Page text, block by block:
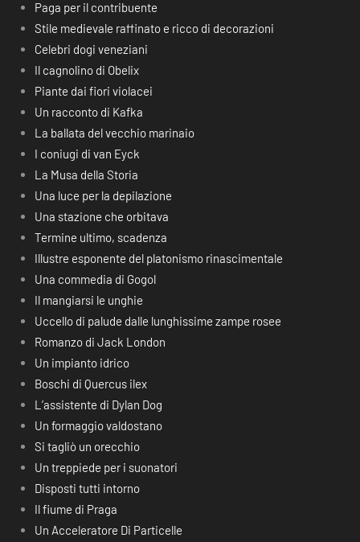
Paga per il contribuente
Stile medievale raffinato e ricco di decorazioni
Celebri dogi veneziani
Il cagnolino di Obelix
Piante dai fiori violacei
Un racconto di Kafka
La ballata del vecchio marinaio
I coniugi di van Eyck
La Musa della Storia
Una luce per la depilazione
Una stazione che orbitava
Termine ultimo, scadenza
Illustre esponente del platonismo rinascimentale
Una commedia di Gogol
Il mangiarsi le unghie
Uccello di palude dalle lunghissime zampe rosee
Romanzo di Jack London
Un impianto idrico
Boschi di Quercus ilex
L’assistente di Dylan Dog
Un formaggio valdostano
Si tagliò un orecchio
Un treppiede per i suonatori
Disposti tutti intorno
Il fiume di Praga
Un Acceleratore Di Particelle